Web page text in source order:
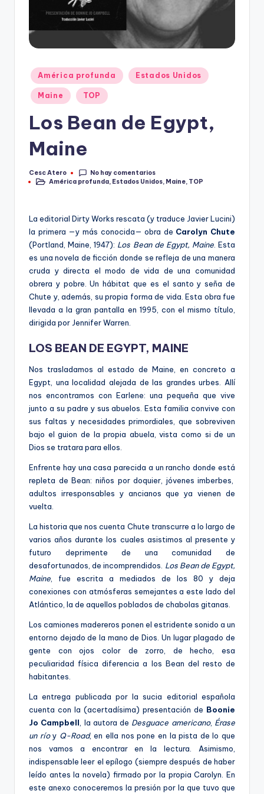
Publicado
en
América profunda Estados Unidos
Maine TOP
Los Bean de Egypt,
Maine
Publicado
por
Cesc Atero
No hay comentarios
Publicado
América profunda, Estados Unidos, Maine, TOP
La editorial Dirty Works rescata (y traduce Javier Lucini)
la primera —y más conocida— obra de Carolyn Chute
(Portland, Maine, 1947): Los Bean de Egypt, Maine. Esta
es una novela de ficción donde se refleja de una manera
cruda y directa el modo de vida de una comunidad
obrera y pobre. Un hábitat que es el santo y seña de
Chute y, además, su propia forma de vida. Esta obra fue
llevada a la gran pantalla en 1995, con el mismo título,
dirigida por Jennifer Warren.
LOS BEAN DE EGYPT, MAINE
Nos trasladamos al estado de Maine, en concreto a
Egypt, una localidad alejada de las grandes urbes. Allí
nos encontramos con Earlene: una pequeña que vive
junto a su padre y sus abuelos. Esta familia convive con
sus faltas y necesidades primordiales, que sobreviven
bajo el guion de la propia abuela, vista como si de un
Dios se tratara para ellos.
Enfrente hay una casa parecida a un rancho donde está
repleta de Bean: niños por doquier, jóvenes imberbes,
adultos irresponsables y ancianos que ya vienen de
vuelta.
La historia que nos cuenta Chute transcurre a lo largo de
varios años durante los cuales asistimos al presente y
futuro deprimente de una comunidad de
desafortunados, de incomprendidos. Los Bean de Egypt,
Maine , fue escrita a mediados de los 80 y deja
conexiones con atmósferas semejantes a este lado del
Atlántico, la de aquellos poblados de chabolas gitanas.
Los camiones madereros ponen el estridente sonido a un
entorno dejado de la mano de Dios. Un lugar plagado de
gente con ojos color de zorro, de hecho, esa
peculiaridad física diferencia a los Bean del resto de
habitantes.
La entrega publicada por lasucia editorial española
cuenta con la (acertadísima) presentación de Boonie
Jo Campbell , la autora de Desguace americano, Érase
un ríoy Q-Road,en ella nos pone en la pista de lo que
nos vamos a encontraren la lectura. Asimismo,
indispensable leer el epílogo (siempre después de haber
leído antes la novela) firmado por la propia Carolyn. En
este anexo conoceremos la presión por la que tuvo que